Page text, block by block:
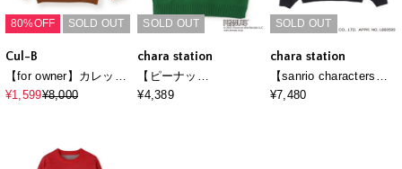
80%OFF SOLD OUT
Cul-B
【for owner】カレッジ
ロゴスウェットライク
¥1,599¥8,000
SOLD OUT
chara station
【ピーナッ
ツ/PEANUTS】スヌー
¥4,389
SOLD OUT
chara station
【sanrio characters】
HELLO KITTY/ハロー
¥7,480